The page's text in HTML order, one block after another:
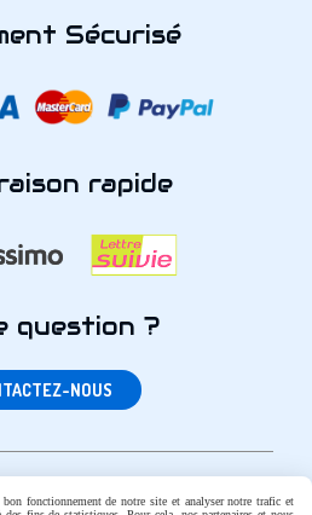
Sécurisé
rapide
question ?
NOUS
fonctionnement de notre site et analyser notre trafic et